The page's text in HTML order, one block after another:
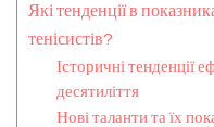
Які тенденції в
тенісистів?
Історичні тенденції
десятиліття
Нові таланти та їх